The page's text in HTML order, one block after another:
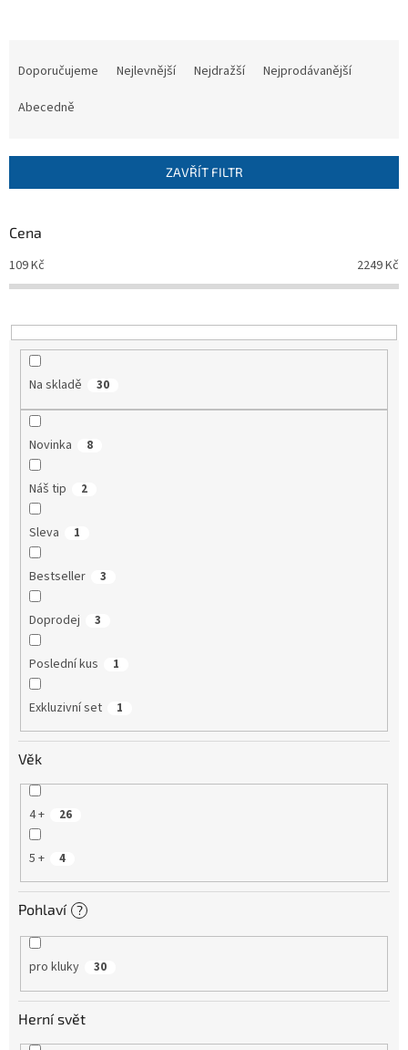
r
d
k
t
Doporučujeme Nejlevnější Nejdražší
Nejprodávanější
Abecedně
ZAVŘÍT FILTR
Cena
109Kč 2249Kč
Na skladě 30
Novinka 8
Náš tip 2
Sleva 1
Bestseller 3
Doprodej 3
Poslední kus 1
Exkluzivní set 1
Věk
4 + 26
5 + 4
Pohlaví ?
pro kluky 30
Herní svět